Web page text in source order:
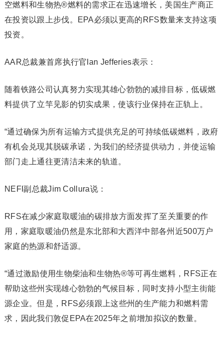
空燃料和生物热®燃料的需求正在迅速增长，美国生产商正
在投资以跟上步伐。EPA必须以更高的RFS数量来支持这项
投资。
AAR总裁兼首席执行官Ian Jefferies表示：
随着铁路公司认真努力实现其雄心勃勃的减排目标，低碳燃
料提供了立竿见影的切实成果，使该行业保持在正轨上。
“通过确保为所有运输方式提供充足的可持续低碳燃料，政府
有机会兑现其脱碳承诺，为我们的经济提供动力，并使运输
部门走上通往更清洁未来的轨道。
NEFI副总裁Jim Collura说：
RFS在减少家庭取暖油的碳排放方面发挥了至关重要的作
用，家庭取暖油仍然是东北部和大西洋中部各州近500万户
家庭的热源和舒适源。
“通过激励使用生物柴油和生物热®等可再生燃料，RFS正在
帮助这些州实现雄心勃勃的气候目标，同时支持小型主街能
源企业。但是，RFS必须跟上这些州的生产能力和燃料需
求，因此我们敦促EPA在2025年之前增加拟议的数量。